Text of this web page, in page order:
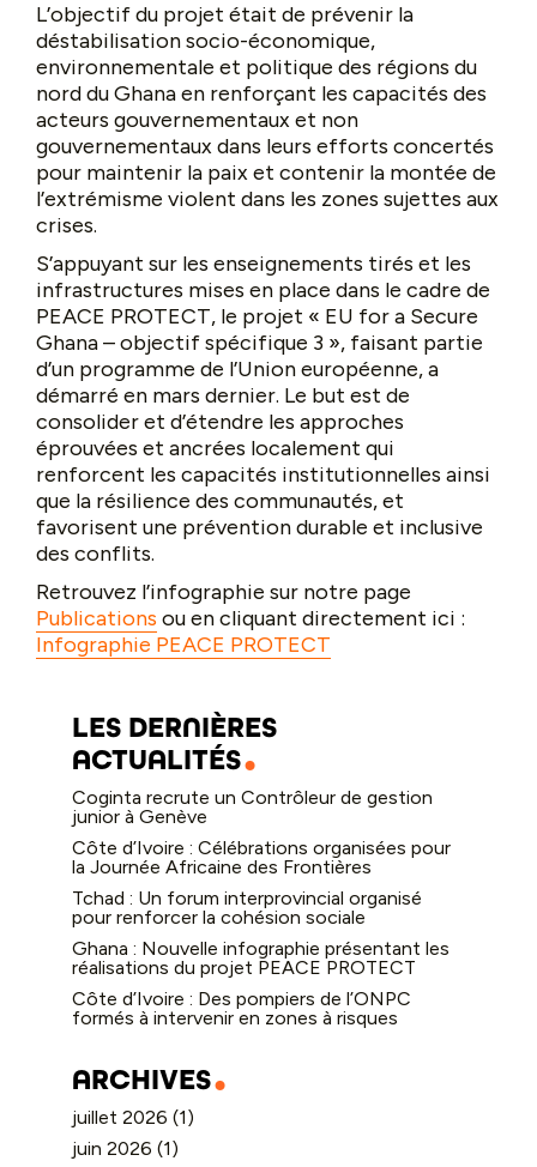
L’objectif du projet était de prévenir la
déstabilisation socio-économique,
environnementale et politique des régions du
nord du Ghana en renforçant les capacités des
acteurs gouvernementaux et non
gouvernementaux dans leurs efforts concertés
pour maintenir la paix et contenir la montée de
l’extrémisme violent dans les zones sujettes aux
crises.
S’appuyant sur les enseignements tirés et les
infrastructures mises en place dans le cadre de
PEACE PROTECT, le projet « EU for a Secure
Ghana – objectif spécifique 3 », faisant partie
d’un programme de l’Union européenne, a
démarré en mars dernier. Le but est de
consolider et d’étendre les approches
éprouvées et ancrées localement qui
renforcent les capacités institutionnelles ainsi
que la résilience des communautés, et
favorisent une prévention durable et inclusive
des conflits.
Retrouvez l’infographie sur notre page
Publications ou en cliquant directement ici :
Infographie PEACE PROTECT
LES DERNIÈRES
ACTUALITÉS
Coginta recrute un Contrôleur de gestion
junior à Genève
Côte d’Ivoire : Célébrations organisées pour
la Journée Africaine des Frontières
Tchad : Un forum interprovincial organisé
pour renforcer la cohésion sociale
Ghana : Nouvelle infographie présentant les
réalisations du projet PEACE PROTECT
Côte d’Ivoire : Des pompiers de l’ONPC
formés à intervenir en zones à risques
ARCHIVES
juillet 2026 (1)
juin 2026 (1)